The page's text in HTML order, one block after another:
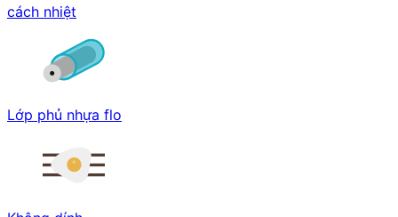
cách nhiệt
Lớp phủ nhựa flo